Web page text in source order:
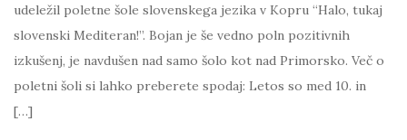
udeležil poletne šole slovenskega jezika v Kopru “Halo, tukaj
slovenski Mediteran!”. Bojan je še vedno poln pozitivnih
izkušenj, je navdušen nad samo šolo kot nad Primorsko. Več o
poletni šoli si lahko preberete spodaj: Letos so med 10. in
[…]